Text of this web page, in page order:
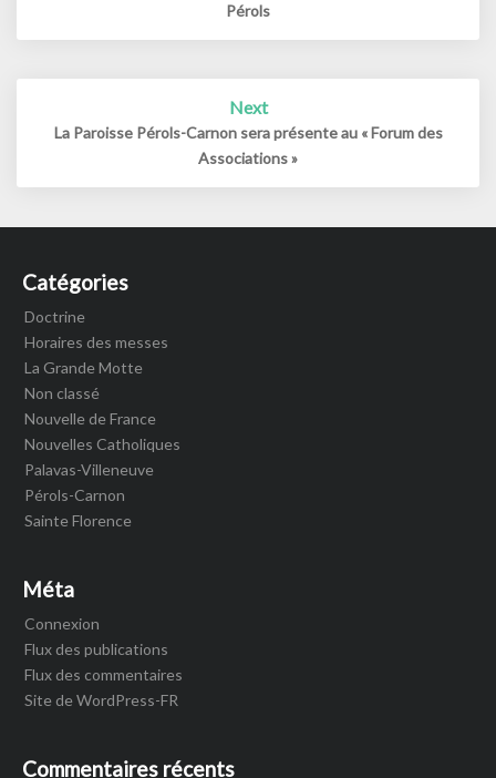
Pérols
Next
La Paroisse Pérols-Carnon sera présente au « Forum des
Associations »
Catégories
Doctrine
Horaires des messes
La Grande Motte
Non classé
Nouvelle de France
Nouvelles Catholiques
Palavas-Villeneuve
Pérols-Carnon
Sainte Florence
Méta
Connexion
Flux des publications
Flux des commentaires
Site de WordPress-FR
Commentaires récents